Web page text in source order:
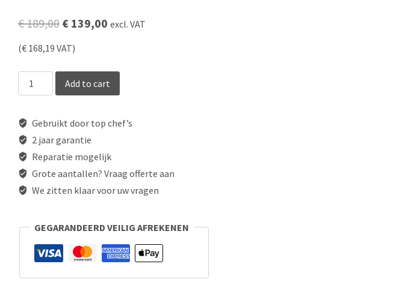
€189,00 Original
price
was:
€ 189,00.
€ 139,00 Current
is:
€ 139,00.
excl. VAT
(€ 168,19 VAT)
FALK
Bistro
Bakpan
20cm
anti
aanbak
–
coating
quantity
Add to cart
Gebruikt door top chef’s
2 jaar garantie
Reparatie mogelijk
Grote aantallen? Vraag offerte aan
We zitten klaar voor uw vragen
GEGARANDEERD VEILIG AFREKENEN